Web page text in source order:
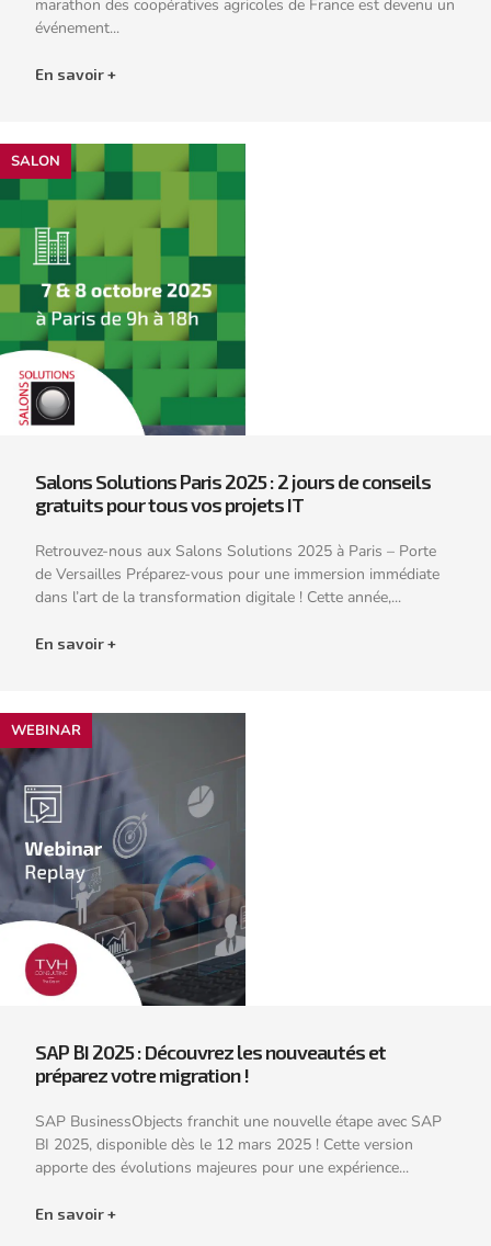
marathon des coopératives agricoles de France est devenu un
événement...
En savoir +
SALON
Salons Solutions Paris 2025 : 2 jours de conseils
gratuits pour tous vos projets IT
Retrouvez-nous aux Salons Solutions 2025 à Paris – Porte
de Versailles Préparez-vous pour une immersion immédiate
dans l’art de la transformation digitale ! Cette année,...
En savoir +
WEBINAR
SAP BI 2025 : Découvrez les nouveautés et
préparez votre migration !
SAP BusinessObjects franchit une nouvelle étape avec SAP
BI 2025, disponible dès le 12 mars 2025 ! Cette version
apporte des évolutions majeures pour une expérience...
En savoir +